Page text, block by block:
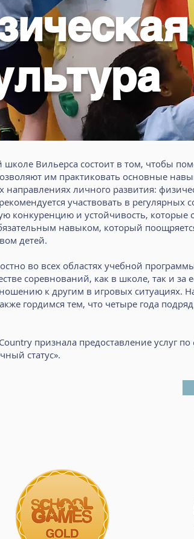
Вильерса состоит в том, чтобы
им практиковать основные
личного развития:
участвовать в регулярных
конкуренцию и устойчивость, которые
навыком, который
детей.
во всех областях учебной
соревнований, как в школе, так и за
к другим в игровых ситуациях.
гордимся тем, что четыре года
признала предоставление услуг
статус».